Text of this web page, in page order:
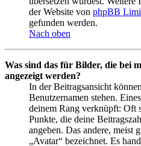
der Website von phpBB
gefunden werden.
Nach oben
Was sind das für Bilder, die bei
angezeigt werden?
In der Beitragsansicht
Benutzernamen stehen.
deinem Rang verknüpft: Oft
Punkte, die deine
angeben. Das andere, meist
„Avatar“ bezeichnet. Es